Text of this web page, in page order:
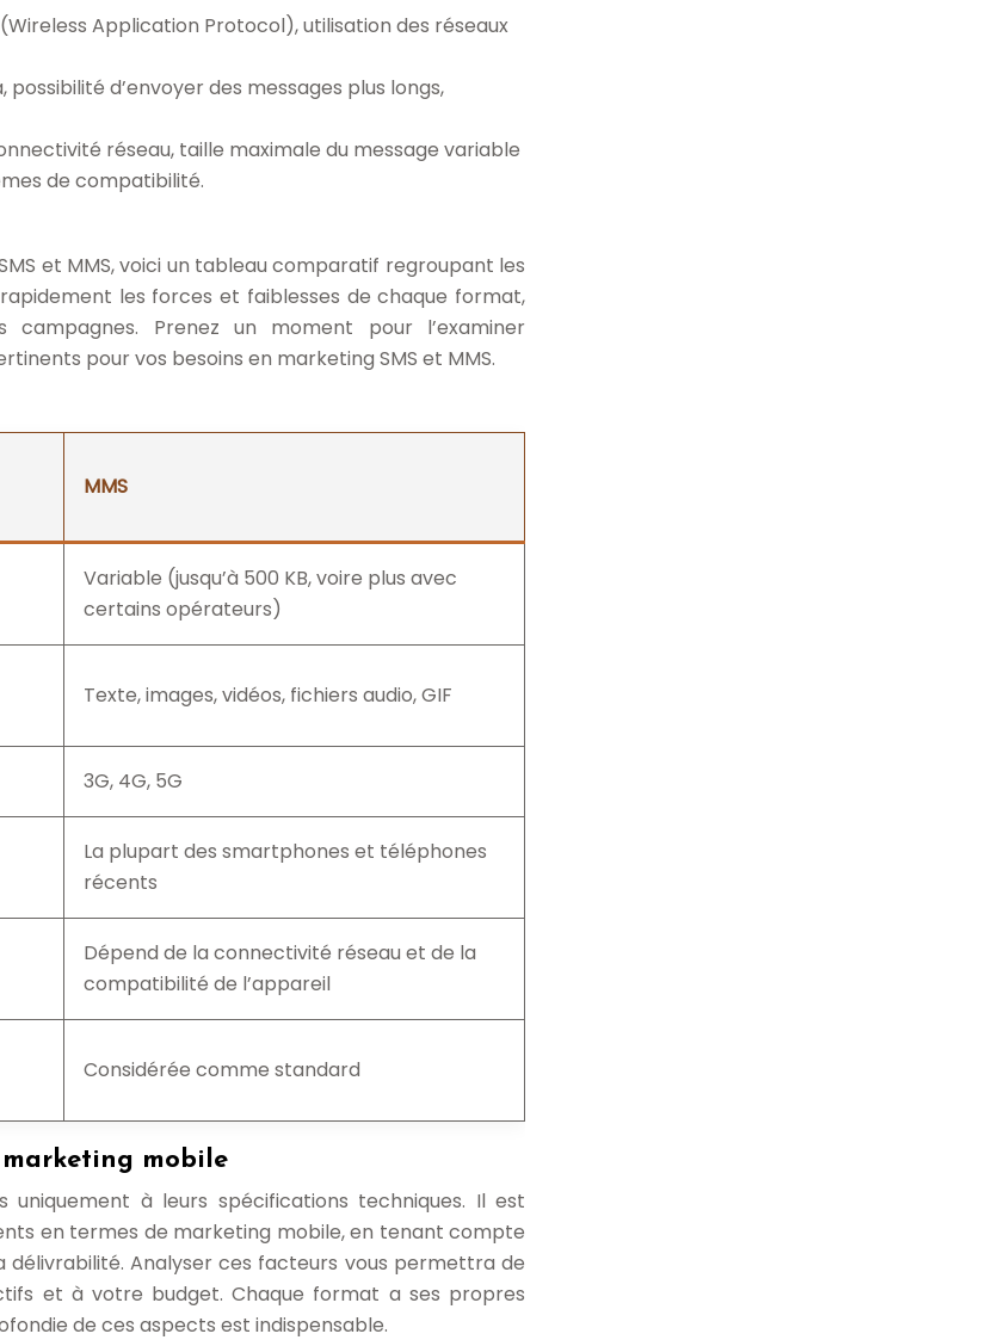
Application Protocol), utilisation des réseaux
d’envoyer des messages plus longs,
réseau, taille maximale du message variable
de compatibilité.
et MMS, voici un tableau comparatif regroupant les
les forces et faiblesses de chaque format,
Prenez un moment pour l’examiner
pour vos besoins en marketing SMS et MMS.
MMS
Variable (jusqu’à 500 KB, voire plus avec
certains opérateurs)
Texte, images, vidéos, fichiers audio, GIF
3G, 4G, 5G
La plupart des smartphones et téléphones
récents
Dépend de la connectivité réseau et de la
compatibilité de l’appareil
Considérée comme standard
mobile
à leurs spécifications techniques. Il est
en termes de marketing mobile, en tenant compte
Analyser ces facteurs vous permettra de
et à votre budget. Chaque format a ses propres
de ces aspects est indispensable.